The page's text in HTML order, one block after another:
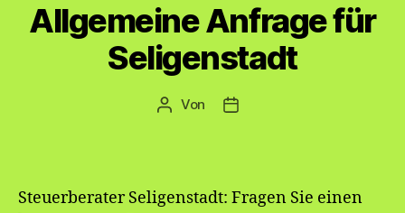
Allgemeine Anfrage für
Seligenstadt
Beitragsautor
Von Veröffentlichungsdatum
Steuerberater Seligenstadt: Fragen Sie einen